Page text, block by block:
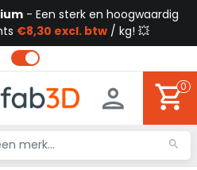
- Een sterk en hoogwaardig
€8,30 excl. btw / kg! 💥
0